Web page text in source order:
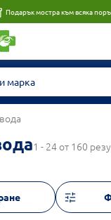
Подарък мостра към всяка
1 - 24 от 160